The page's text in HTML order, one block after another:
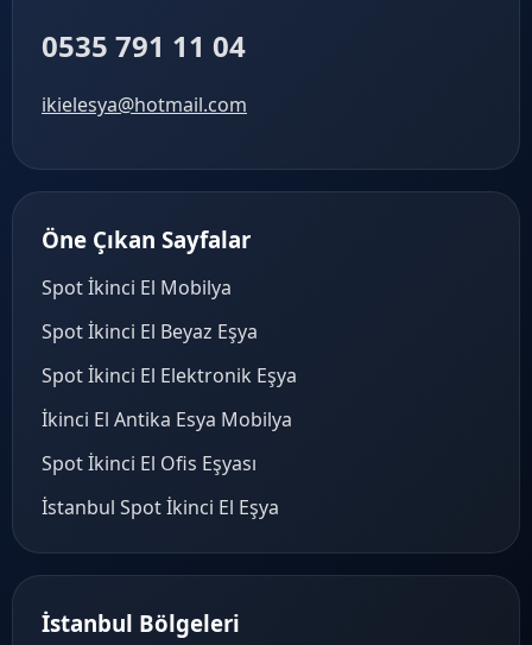
0535 791 11 04
ikielesya@hotmail.com
Öne Çıkan Sayfalar
Spot İkinci El Mobilya
Spot İkinci El Beyaz Eşya
Spot İkinci El Elektronik Eşya
İkinci El Antika Esya Mobilya
Spot İkinci El Ofis Eşyası
İstanbul Spot İkinci El Eşya
İstanbul Bölgeleri